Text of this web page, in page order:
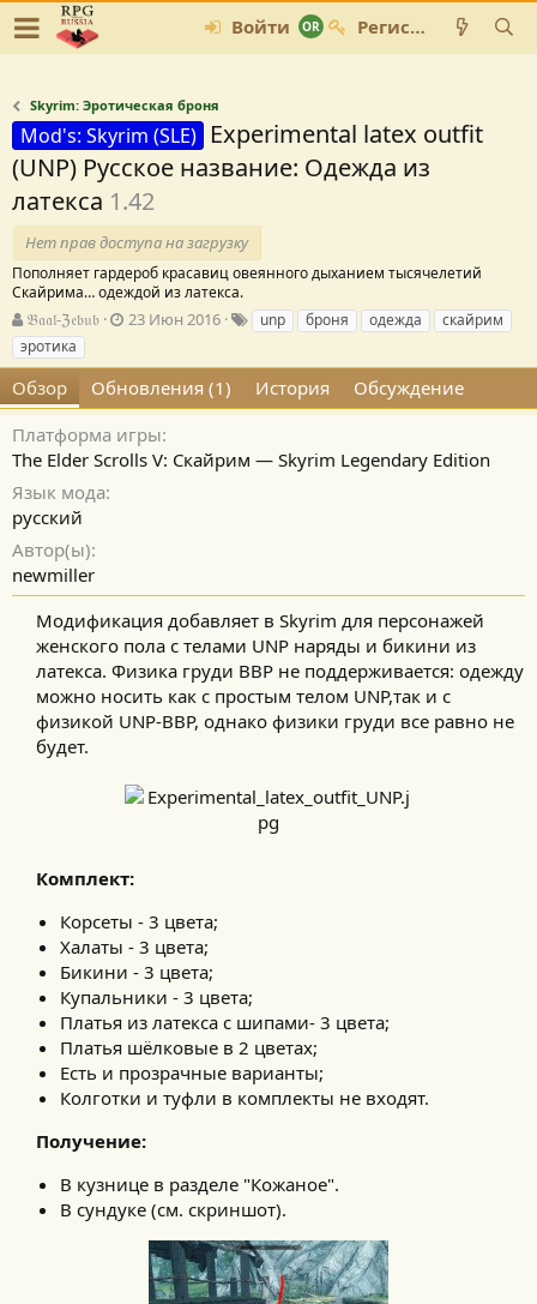
Войти Регистрация
Skyrim: Эротическая броня
Mod's: Skyrim (SLE)
Experimental latex outfit
(UNP) Русское название: Одежда из
латекса 1.42
Нет прав доступа на загрузку
Пополняет гардероб красавиц овеянного дыханием тысячелетий
Скайрима… одеждой из латекса.
А
в
т
о
р
𝔅𝔞𝔞𝔩-ℨ𝔢𝔟𝔲𝔟
Д
а
с
з
д
23 Июн 2016
и
unp броня одежда
скайрим
эротика
Обзор Обновления (1) История
Обсуждение
Платформа игры
The Elder Scrolls V: Скайрим — Skyrim Legendary Edition
Язык мода
русский
Автор(ы)
newmiller
Модификация добавляет в Skyrim для персонажей
женского пола с телами UNP наряды и бикини из
латекса. Физика груди BBP не поддерживается: одежду
можно носить как с простым телом UNP,так и с
физикой UNP-BBP, однако физики груди все равно не
будет.​
Комплект:
Корсеты - 3 цвета;
Халаты - 3 цвета;
Бикини - 3 цвета;
Купальники - 3 цвета;
Платья из латекса с шипами- 3 цвета;
Платья шёлковые в 2 цветах;
Есть и прозрачные варианты;
Колготки и туфли в комплекты не входят.
Получение:
В кузнице в разделе "Кожаное".
В сундуке (см. скриншот).